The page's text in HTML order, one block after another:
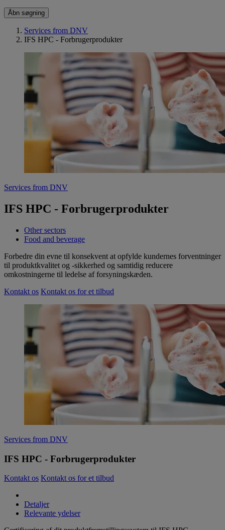
Åbn søgning
Services from DNV
IFS HPC - Forbrugerprodukter
Services from DNV
IFS HPC - Forbrugerprodukter
Other sectors
Food and beverage
Forbedre din evne til konsekvent at opfylde kundernes forventninger
til produktkvalitet og -sikkerhed og samtidig reducere
omkostningerne til ledelse af forsyningskæden.
Kontakt os Kontakt os for et tilbud
Services from DNV
IFS HPC - Forbrugerprodukter
Kontakt os Kontakt os for et tilbud
Detaljer
Relevante ydelser